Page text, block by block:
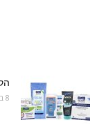
8 באוגוסט 2026